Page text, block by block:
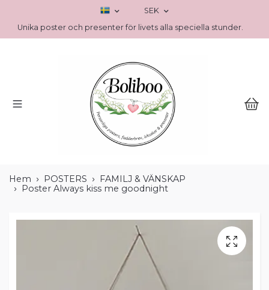
SEK
Unika poster och presenter för livets alla speciella stunder.
Hem POSTERS
FAMILJ & VÄNSKAP
Poster Always kiss me goodnight